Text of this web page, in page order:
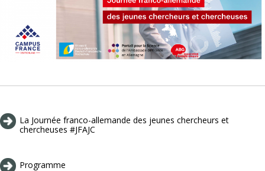
La Journée franco-allemande des jeunes chercheurs et
chercheuses #JFAJC
Programme